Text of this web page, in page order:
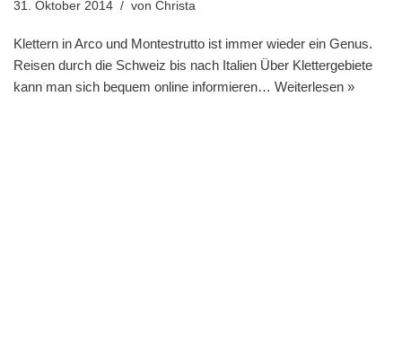
31. Oktober 2014 von Christa
Klettern in Arco und Montestrutto ist immer wieder ein Genus.
Reisen durch die Schweiz bis nach Italien Über Klettergebiete
kann man sich bequem online informieren… Weiterlesen »